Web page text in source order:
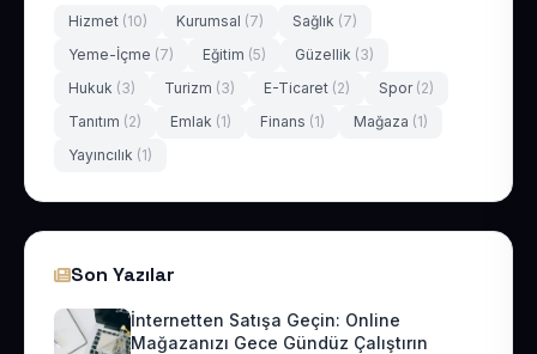
Hizmet (10) Kurumsal (7) Sağlık (7)
Yeme-İçme (7) Eğitim (5) Güzellik (3)
Hukuk (3) Turizm (3) E-Ticaret (2) Spor (2)
Tanıtım (2) Emlak (1) Finans (1) Mağaza (1)
Yayıncılık (1)
Son Yazılar
İnternetten Satışa Geçin: Online
Mağazanızı Gece Gündüz Çalıştırın